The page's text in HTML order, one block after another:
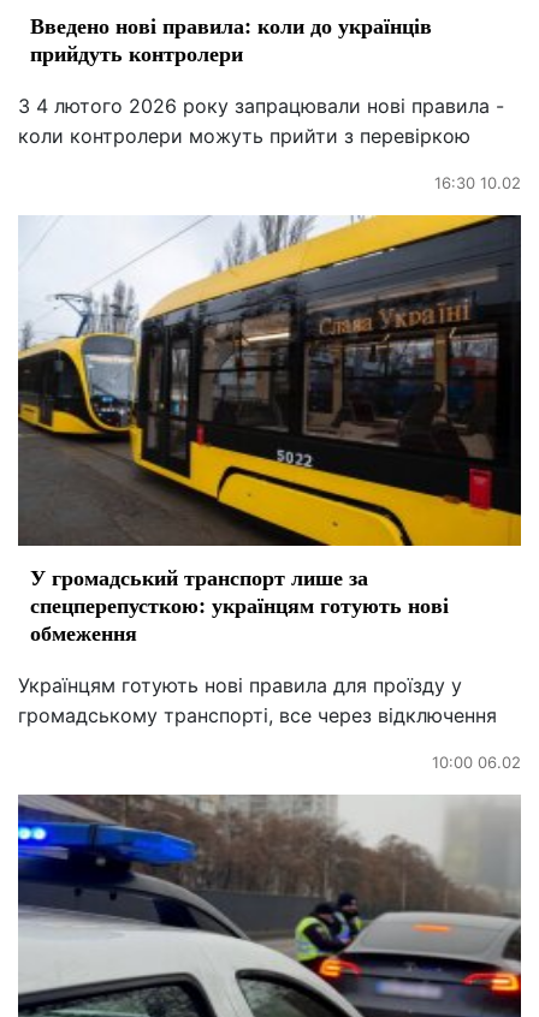
Введено нові правила: коли до українців
прийдуть контролери
З 4 лютого 2026 року запрацювали нові правила -
коли контролери можуть прийти з перевіркою
16:30 10.02
У громадський транспорт лише за
спецперепусткою: українцям готують нові
обмеження
Українцям готують нові правила для проїзду у
громадському транспорті, все через відключення
10:00 06.02